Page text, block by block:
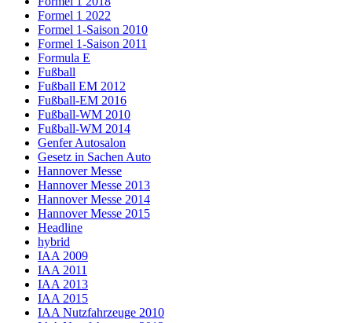
Formel 1 2022
Formel 1-Saison 2010
Formel 1-Saison 2011
Formula E
Fußball
Fußball EM 2012
Fußball-EM 2016
Fußball-WM 2010
Fußball-WM 2014
Genfer Autosalon
Gesetz in Sachen Auto
Hannover Messe
Hannover Messe 2013
Hannover Messe 2014
Hannover Messe 2015
Headline
hybrid
IAA 2009
IAA 2011
IAA 2013
IAA 2015
IAA Nutzfahrzeuge 2010